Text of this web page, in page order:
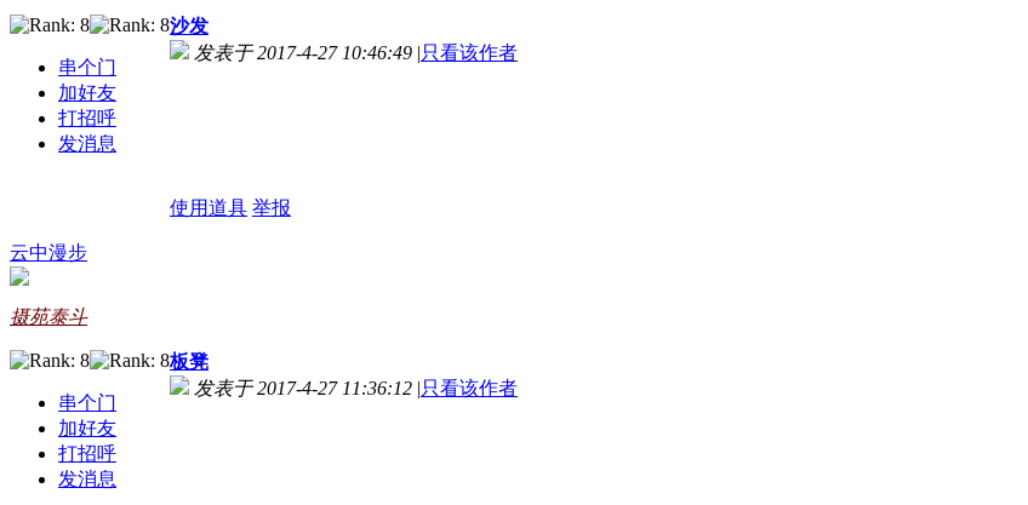
串个门
加好友
打招呼
发消息
沙发
发表于 2017-4-27 10:46:49 |只看该作者
使用道具 举报
云中漫步
摄苑泰斗
串个门
加好友
打招呼
发消息
板凳
发表于 2017-4-27 11:36:12 |只看该作者